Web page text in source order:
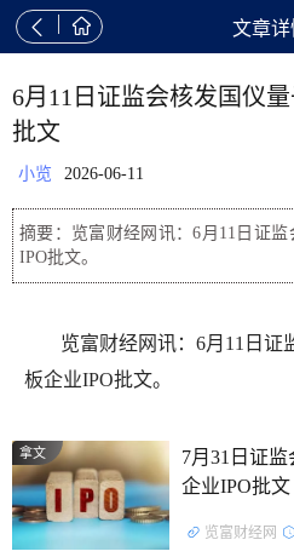
  文章详
6月11日证监会核发国仪
批文
小览 2026-06-11
摘要：览富财经网讯：6月11日证
IPO批文。
览富财经网讯：6月11日证
板企业IPO批文。
拿文
7月31日证
企业IPO批文
览富财经网